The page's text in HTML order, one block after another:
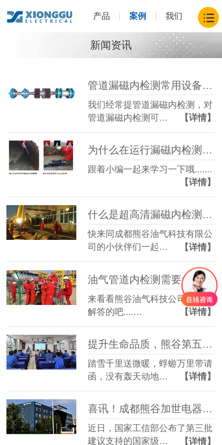
产品 案例 我们
新闻资讯
管道漏磁内检测常用设备有哪些？
我们经常提管道漏磁内检测，对
管道漏磁内检测可…
【详情】
为什么在运行漏磁内检测器前要对管道进行清管？
跟着小编一起来学习一下哦.......
【详情】
什么是超高清漏磁内检测器？
快来同成都熊谷油气科技有限公
司的小伙伴们一起…
【详情】
油气管道内检测需要多久做一次？
来看看熊谷油气科技公司是如何
解答的吧....…
【详情】
提升生命品质，熊谷第五期自我提升开班了
踏雪千里送微暖，蜉蝣万里带请
函，没有轰天动地…
【详情】
喜讯！成都熊谷加世电器有限公司上榜国家级专精特新“小巨人”
近日，国家工信部公布了第三批
建议支持的国家级…
【详情】